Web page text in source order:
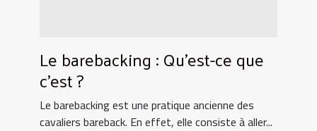
Le barebacking : Qu’est-ce que
c’est ?
Le barebacking est une pratique ancienne des
cavaliers bareback. En effet, elle consiste à aller...